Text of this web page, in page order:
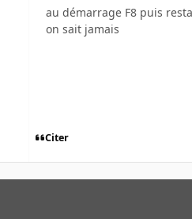
au démarrage F8 puis
on sait jamais
Citer